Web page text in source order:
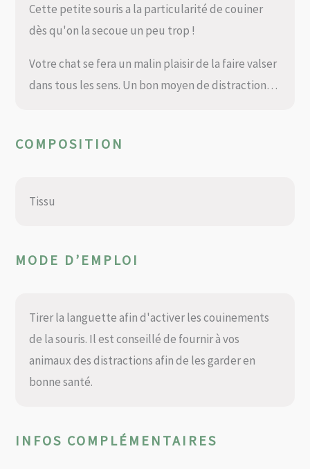
Cette petite souris a la particularité de couiner
dès qu'on la secoue un peu trop !
Votre chat se fera un malin plaisir de la faire valser
dans tous les sens. Un bon moyen de distraction…
COMPOSITION
Tissu
MODE D’EMPLOI
Tirer la languette afin d'activer les couinements
de la souris. Il est conseillé de fournir à vos
animaux des distractions afin de les garder en
bonne santé.
INFOS COMPLÉMENTAIRES